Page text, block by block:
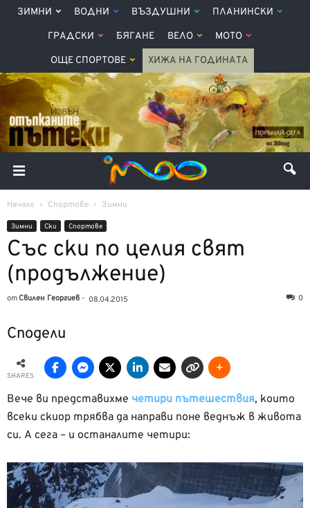
ЗИМНИ ВОДНИ ВЪЗДУШНИ ПЛАНИНСКИ
ГРАДСКИ БЯГАНЕ ВЕЛО МОТО
ОЩЕ СПОРТОВЕ ХИЖА НА ГОДИНАТА
Начало Спортове Зимни
Зимни Ски Спортове
Със ски по целия свят
(продължение)
отСвилен Георгиев - 08.04.2015 0
Сподели
SHARES
Вече ви представихме четири пътешествия, които
всеки скиор трябва да направи поне веднъж в живота
си. А сега – и останалите четири: